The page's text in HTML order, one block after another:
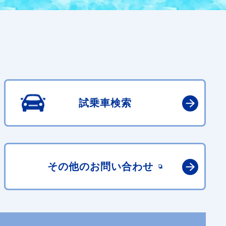
試乗車検索
その他のお問い合わせ